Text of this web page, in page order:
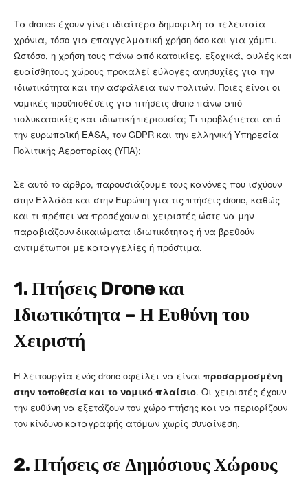
Τα drones έχουν γίνει ιδιαίτερα δημοφιλή τα τελευταία
χρόνια, τόσο για επαγγελματική χρήση όσο και για χόμπι.
Ωστόσο, η χρήση τους πάνω από κατοικίες, εξοχικά, αυλές και
ευαίσθητους χώρους προκαλεί εύλογες ανησυχίες για την
ιδιωτικότητα και την ασφάλεια των πολιτών. Ποιες είναι οι
νομικές προϋποθέσεις για πτήσεις drone πάνω από
πολυκατοικίες και ιδιωτική περιουσία; Τι προβλέπεται από
την ευρωπαϊκή EASA, τον GDPR και την ελληνική Υπηρεσία
Πολιτικής Αεροπορίας (ΥΠΑ);
Σε αυτό το άρθρο, παρουσιάζουμε τους κανόνες που ισχύουν
στην Ελλάδα και στην Ευρώπη για τις πτήσεις drone, καθώς
και τι πρέπει να προσέχουν οι χειριστές ώστε να μην
παραβιάζουν δικαιώματα ιδιωτικότητας ή να βρεθούν
αντιμέτωποι με καταγγελίες ή πρόστιμα.
1. Πτήσεις Drone και
Ιδιωτικότητα – Η Ευθύνη του
Χειριστή
Η λειτουργία ενός drone οφείλει να είναι προσαρμοσμένη
στην τοποθεσία και το νομικό πλαίσιο. Οι χειριστές έχουν
την ευθύνη να εξετάζουν τον χώρο πτήσης και να περιορίζουν
τον κίνδυνο καταγραφής ατόμων χωρίς συναίνεση.
2. Πτήσεις σε Δημόσιους Χώρους